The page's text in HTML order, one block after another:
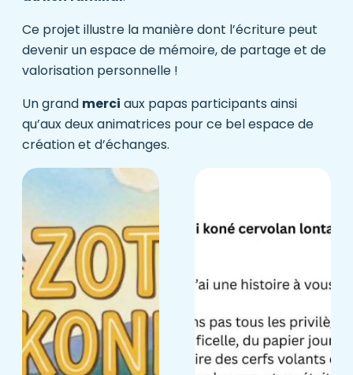
Ce projet illustre la manière dont l’écriture peut
devenir un espace de mémoire, de partage et de
valorisation personnelle !
Un grand merci aux papas participants ainsi
qu’aux deux animatrices pour ce bel espace de
création et d’échanges.